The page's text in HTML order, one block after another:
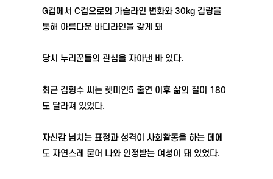
G컵에서 C컵으로의 가슴라인 변화와 30kg 감량을
통해 아름다운 바디라인을 갖게 돼
당시 누리꾼들의 관심을 자아낸 바 있다.
최근 김형수 씨는 렛미인5 출연 이후 삶의 질이 180
도 달라져 있었다.
자신감 넘치는 표정과 성격이 사회활동을 하는 데에
도 자연스레 묻어 나와 인정받는 여성이 돼 있었다.